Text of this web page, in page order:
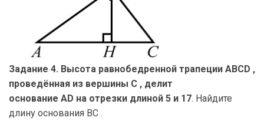
Задание 4. Высота равнобедренной трапеции ABCD ,
проведённая из вершины C , делит
основание AD на отрезки длиной 5 и 17. Найдите
длину основания BC .